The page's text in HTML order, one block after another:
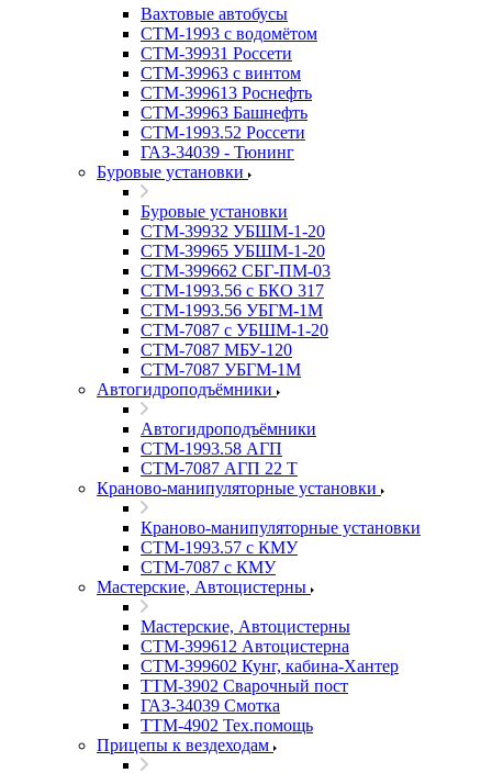
Вахтовые автобусы
СТМ-1993 с водомётом
СТМ-39931 Россети
СТМ-39963 с винтом
СТМ-399613 Роснефть
СТМ-39963 Башнефть
СТМ-1993.52 Россети
ГАЗ-34039 - Тюнинг
Буровые установки
Буровые установки
СТМ-39932 УБШМ-1-20
СТМ-39965 УБШМ-1-20
СТМ-399662 СБГ-ПМ-03
СТМ-1993.56 с БКО 317
СТМ-1993.56 УБГМ-1М
СТМ-7087 с УБШМ-1-20
СТМ-7087 МБУ-120
СТМ-7087 УБГМ-1М
Автогидроподъёмники
Автогидроподъёмники
СТМ-1993.58 АГП
СТМ-7087 АГП 22 Т
Краново-манипуляторные установки
Краново-манипуляторные установки
CTM-1993.57 с КМУ
СТМ-7087 с КМУ
Мастерские, Автоцистерны
Мастерские, Автоцистерны
СТМ-399612 Автоцистерна
СТМ-399602 Кунг, кабина-Хантер
ТТМ-3902 Сварочный пост
ГАЗ-34039 Смотка
ТТМ-4902 Тех.помощь
Прицепы к вездеходам